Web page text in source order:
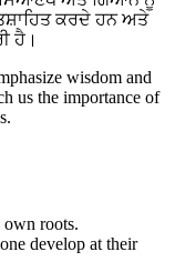
ਕਰਦੇ ਹਨ ਅਤੇ
ਹੈ।
wisdom and
us the importance of
roots.
develop at their